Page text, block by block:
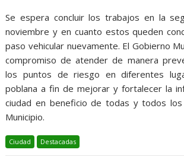
Se espera concluir los trabajos en la
noviembre y en cuanto estos queden
paso vehicular nuevamente. El Gobierno
compromiso de atender de manera
los puntos de riesgo en diferentes
poblana a fin de mejorar y fortalecer la
ciudad en beneficio de todas y todos
Municipio.
Ciudad Destacadas